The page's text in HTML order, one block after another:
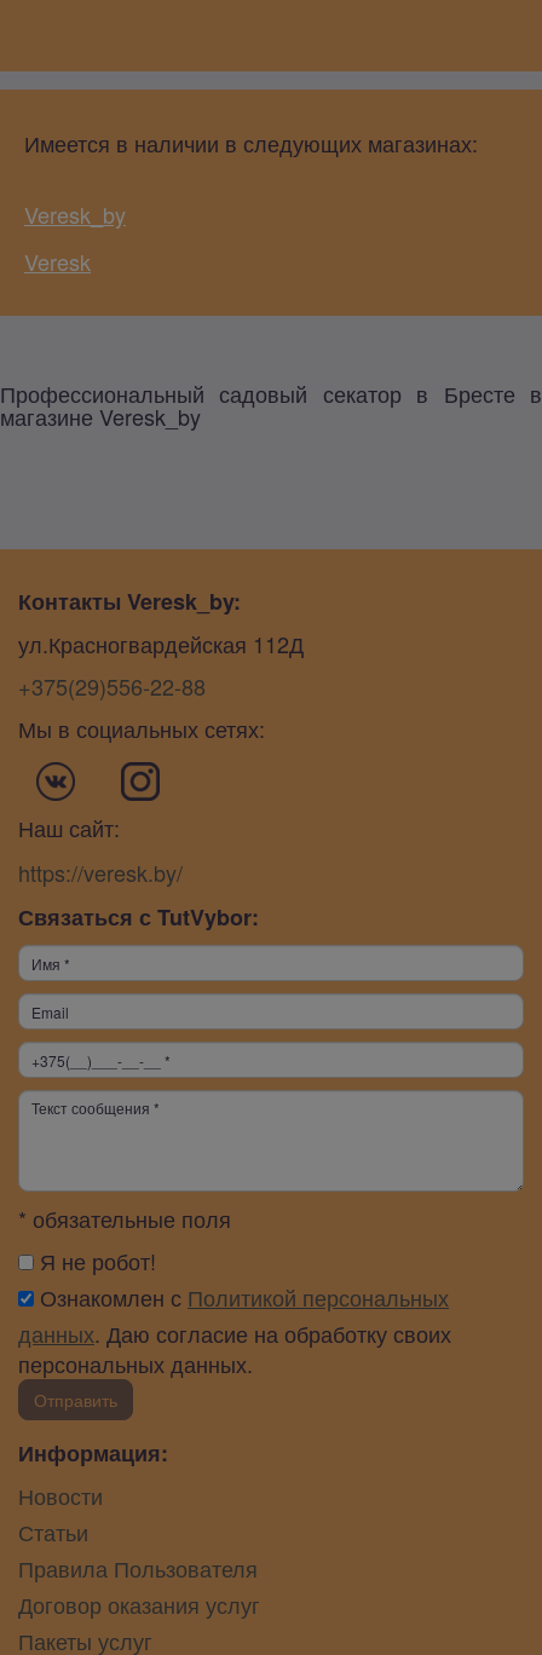
Имеется в наличии в следующих магазинах:
Veresk_by
Veresk
Профессиональный садовый секатор в Бресте в
магазине Veresk_by
Контакты Veresk_by:
ул.Красногвардейская 112Д
+375(29)556-22-88
Мы в социальных сетях:
Наш сайт:
https://veresk.by/
Связаться с TutVybor:
* обязательные поля
Я не робот!
Ознакомлен с Политикой персональных
данных. Даю согласие на обработку своих
персональных данных.
Отправить
Информация:
Новости
Статьи
Правила Пользователя
Договор оказания услуг
Пакеты услуг